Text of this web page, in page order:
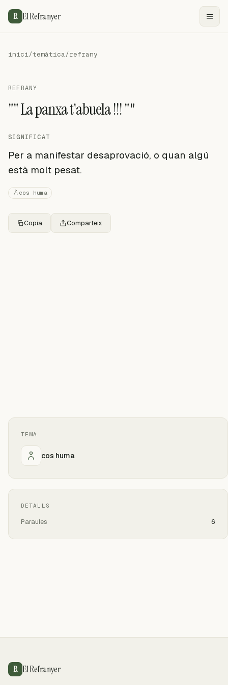
R El Refranyer
inici/temàtica/refrany
REFRANY
"" La panxa t'abuela !!! ""
SIGNIFICAT
Per a manifestar desaprovació, o quan algú
està molt pesat.
cos huma
Copia Comparteix
TEMA
cos huma
DETALLS
Paraules 6
R El Refranyer